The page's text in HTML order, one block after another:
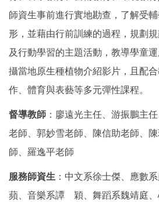
師資生事前進行實地勘查，了解受
形，並藉由行前訓練的過程，規劃
及行動學習的主題活動，教導學童
攝當地原生種植物介紹影片，且配
作、體育與表藝等多元彈性課程。
督導教師 ：廖遠光主任、游振鵬主
老師、郭妙雪老師、陳信助老師、
師、羅逸平老師
服務師資生 ：中文系徐士傑、應數
蘋、音樂系譚 穎、舞蹈系魏靖庭、